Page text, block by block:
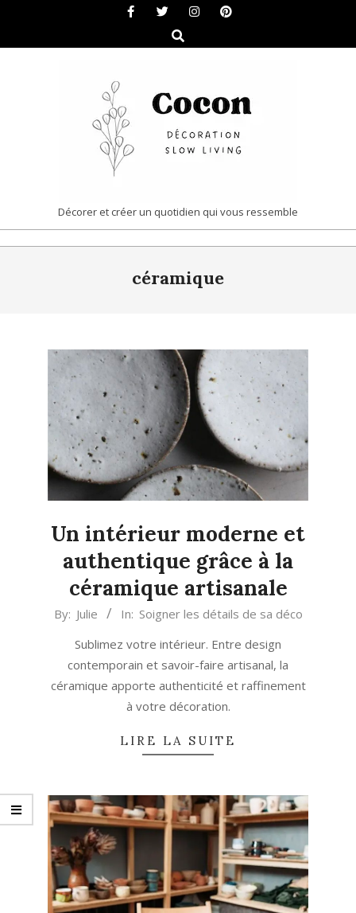
content
Search
COCON
|
DÉCORATION
LIVING
Décorer et créer un quotidien qui vous ressemble
céramique
Un intérieur moderne et
authentique grâce à la
céramique artisanale
2026-
By: Julie In: Soigner les détails de sa déco
Sublimez votre intérieur. Entre design
contemporain et savoir-faire artisanal, la
céramique apporte authenticité et raffinement
à votre décoration.
LIRE LA SUITE